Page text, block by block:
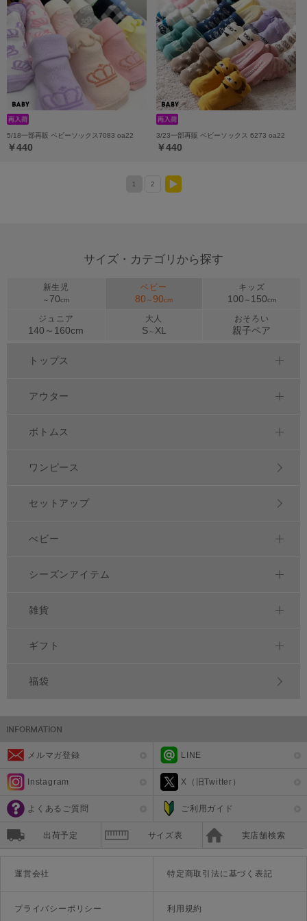
5/18一部再販 ベビーソックス7083 oa22
￥440
3/23一部再販 ベビーソックス 6273 oa22
￥440
1 2
サイズ・カテゴリから探す
新生児
～ 70cm
ベビー
80 ～90cm
キッズ
100 ～ 150cm
ジュニア
140～ 160cm
大人
S～ XL
おそろい
親子ペア
トップス
アウター
ボトムス
ワンピース
セットアップ
べビー
シーズンアイテム
雑貨
ギフト
福袋
メルマガ登録 LINE
Instagram X（旧Twitter）
よくあるご質問 ご利用ガイド
出荷予定 サイズ表 実店舗検索
運営会社 特定商取引法に基づく表記
プライバシーポリシー 利用規約